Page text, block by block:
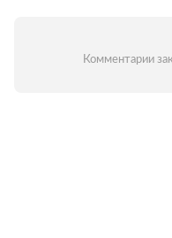
Комментарии